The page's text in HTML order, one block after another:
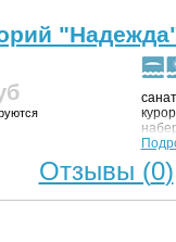
Отзывы (0)